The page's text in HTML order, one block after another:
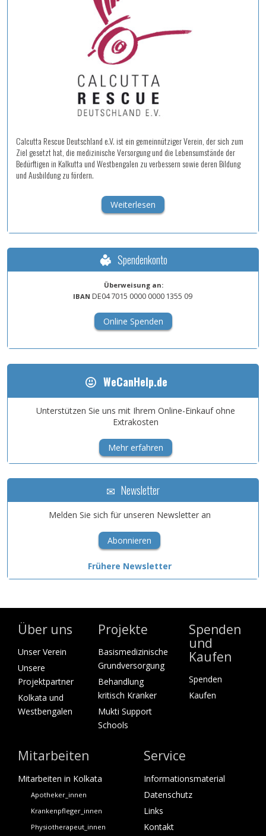
Calcutta Rescue Deutschland e.V. ist ein gemeinnütziger Verein, der sich zum
Ziel gesetzt hat, die medizinische Versorgung und die Lebensumstände der
Bedürftigen in Kalkutta und Westbengalen zu verbessern sowie deren Bildung
und Ausbildung zu fördern.
Weiterlesen
Spendenkonto
Überweisung an:
IBAN DE047015 0000 0000 1355 09
Online Spenden
WeCanHelp.de
Unterstützen Sie uns mit Ihrem Online-Einkauf ohne
Extrakosten
Mehr erfahren
Newsletter
Melden Sie sich für unseren Newsletter an
Abonnieren
Frühere Newsletter
Über uns
Unser Verein
Unsere
Projektpartner
Kolkata und
Westbengalen
Projekte
Basismedizinische
Grundversorgung
Behandlung
kritisch Kranker
Mukti Support
Schools
Spenden
und
Kaufen
Spenden
Kaufen
Mitarbeiten
Mitarbeiten in Kolkata
Apotheker_innen
Krankenpfleger_innen
Physiotherapeut_innen
Service
Informationsmaterial
Datenschutz
Links
Kontakt